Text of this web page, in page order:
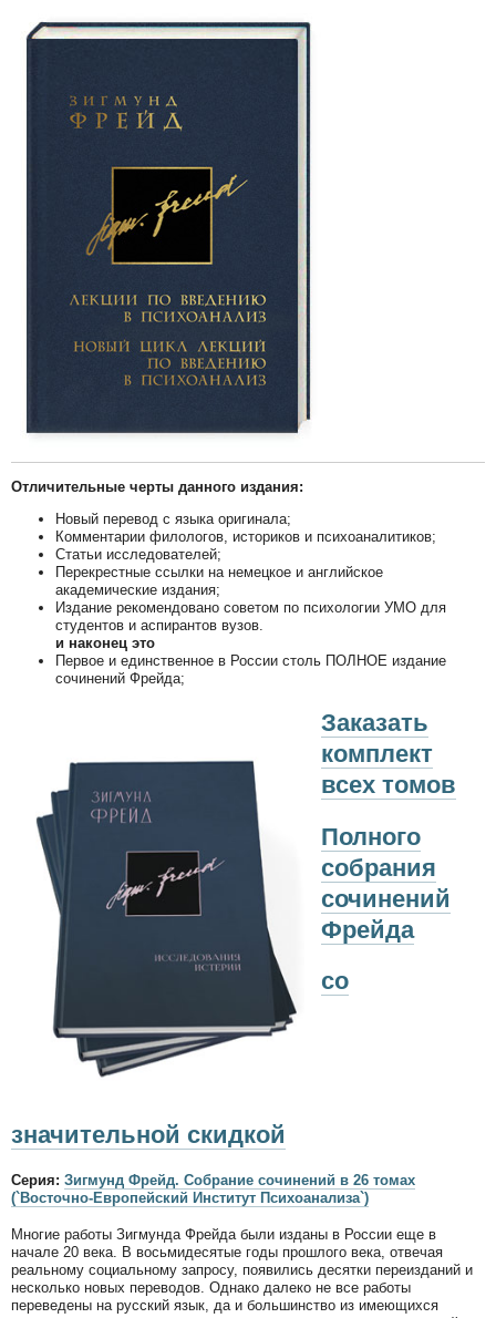
Отличительные черты данного издания:
Новый перевод с языка оригинала;
Комментарии филологов, историков и психоаналитиков;
Статьи исследователей;
Перекрестные ссылки на немецкое и английское
академические издания;
Издание рекомендовано советом по психологии УМО для
студентов и аспирантов вузов.
и наконец это
Первое и единственное в России столь ПОЛНОЕ издание
сочинений Фрейда;
Заказать
комплект
всех томов
Полного
собрания
сочинений
Фрейда
со
значительной скидкой
Серия: Зигмунд Фрейд. Собрание сочинений в 26 томах
(`Восточно-Европейский Институт Психоанализа`)
Многие работы Зигмунда Фрейда были изданы в России еще в
начале 20 века. В восьмидесятые годы прошлого века, отвечая
реальному социальному запросу, появились десятки переизданий и
несколько новых переводов. Однако далеко не все работы
переведены на русский язык, да и большинство из имеющихся